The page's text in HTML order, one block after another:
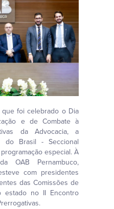
que foi celebrado o Dia
e de Combate à
da Advocacia, a
do Brasil - Seccional
especial. À
OAB Pernambuco,
com presidentes
das Comissões de
estado no II Encontro